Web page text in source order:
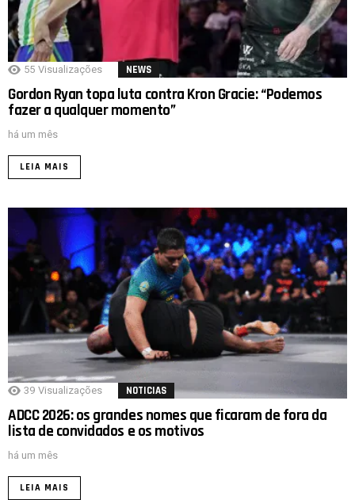
55 Visualizações NEWS
Gordon Ryan topa luta contra Kron Gracie: “Podemos
fazer a qualquer momento”
há um mês
LEIA MAIS
39 Visualizações NOTICIAS
ADCC 2026: os grandes nomes que ficaram de fora da
lista de convidados e os motivos
há um mês
LEIA MAIS